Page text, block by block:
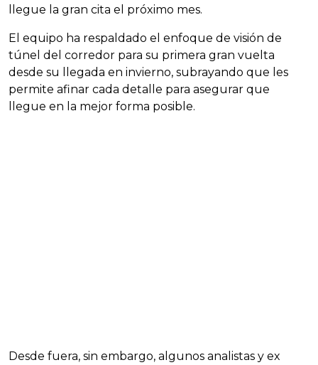
llegue la gran cita el próximo mes.
El equipo ha respaldado el enfoque de visión de
túnel del corredor para su primera gran vuelta
desde su llegada en invierno, subrayando que les
permite afinar cada detalle para asegurar que
llegue en la mejor forma posible.
Desde fuera, sin embargo, algunos analistas y ex